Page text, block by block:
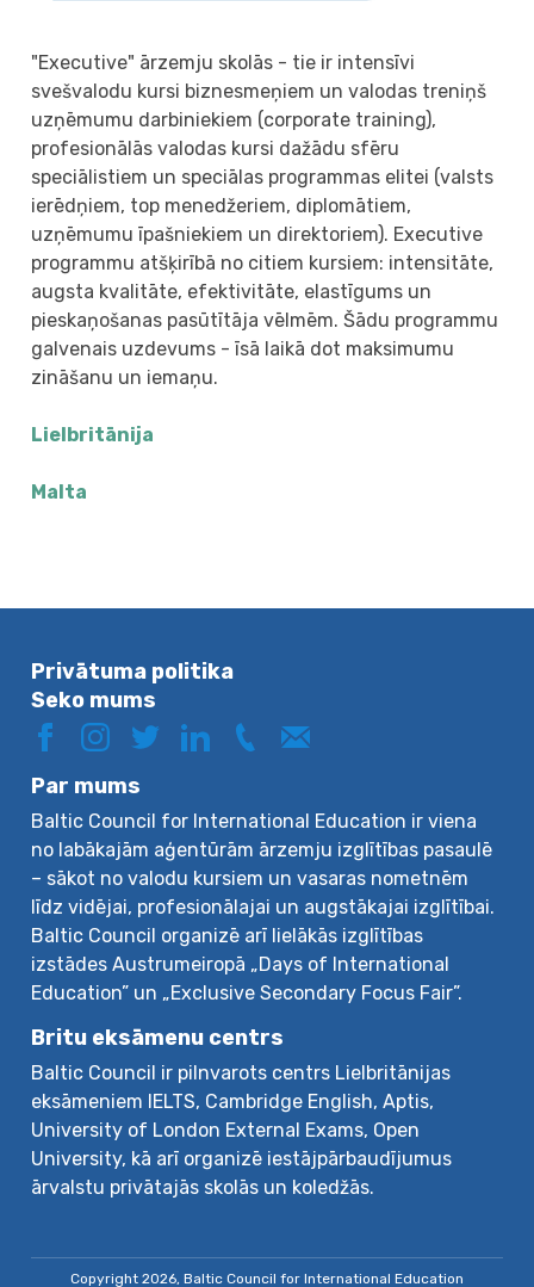
"Executive" ārzemju skolās - tie ir intensīvi
svešvalodu kursi biznesmeņiem un valodas treniņš
uzņēmumu darbiniekiem (corporate training),
profesionālās valodas kursi dažādu sfēru
speciālistiem un speciālas programmas elitei (valsts
ierēdņiem, top menedžeriem, diplomātiem,
uzņēmumu īpašniekiem un direktoriem). Executive
programmu atšķirībā no citiem kursiem: intensitāte,
augsta kvalitāte, efektivitāte, elastīgums un
pieskaņošanas pasūtītāja vēlmēm. Šādu programmu
galvenais uzdevums - īsā laikā dot maksimumu
zināšanu un iemaņu.
Lielbritānija
Malta
Privātuma politika
Seko mums
Par mums
Baltic Council for International Education ir viena
no labākajām aģentūrām ārzemju izglītības pasaulē
– sākot no valodu kursiem un vasaras nometnēm
līdz vidējai, profesionālajai un augstākajai izglītībai.
Baltic Council organizē arī lielākās izglītības
izstādes Austrumeiropā „Days of International
Education” un „Exclusive Secondary Focus Fair”.
Britu eksāmenu centrs
Baltic Council ir pilnvarots centrs Lielbritānijas
eksāmeniem IELTS, Cambridge English, Aptis,
University of London External Exams, Open
University, kā arī organizē iestājpārbaudījumus
ārvalstu privātajās skolās un koledžās.
Copyright 2026, Baltic Council for International Education